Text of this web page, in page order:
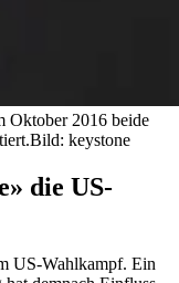
Oktober 2016 beide
Bild: keystone
die US-
US-Wahlkampf. Ein